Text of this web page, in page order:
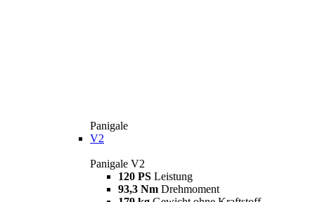
Panigale
V2
Panigale V2
120 PS Leistung
93,3 Nm Drehmoment